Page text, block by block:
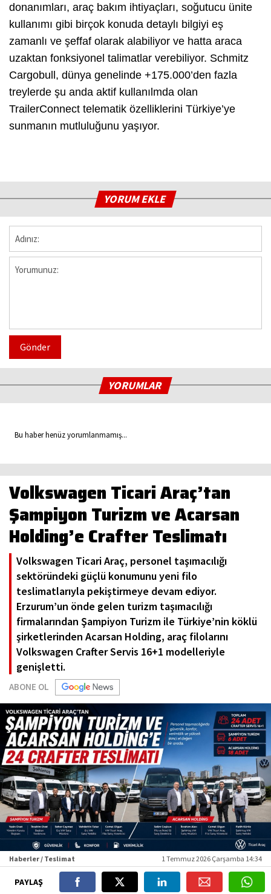
donanımları, araç bakım ihtiyaçları, soğutucu ünite
kullanımı gibi birçok konuda detaylı bilgiyi eş
zamanlı ve şeffaf olarak alabiliyor ve hatta araca
uzaktan fonksiyonel talimatlar verebiliyor. Schmitz
Cargobull, dünya genelinde +175.000’den fazla
treylerde şu anda aktif kullanılmda olan
TrailerConnect telematik özelliklerini Türkiye’ye
sunmanın mutluluğunu yaşıyor.
YORUM EKLE
Gönder
YORUMLAR
Bu haber henüz yorumlanmamış...
Volkswagen Ticari Araç’tan
Şampiyon Turizm ve Acarsan
Holding’e Crafter Teslimatı
Volkswagen Ticari Araç, personel taşımacılığı
sektöründeki güçlü konumunu yeni filo
teslimatlarıyla pekiştirmeye devam ediyor.
Erzurum’un önde gelen turizm taşımacılığı
firmalarından Şampiyon Turizm ile Türkiye’nin köklü
şirketlerinden Acarsan Holding, araç filolarını
Volkswagen Crafter Servis 16+1 modelleriyle
genişletti.
ABONE OL
Haberler / Teslimat 1 Temmuz 2026 Çarşamba 14:34
PAYLAŞ